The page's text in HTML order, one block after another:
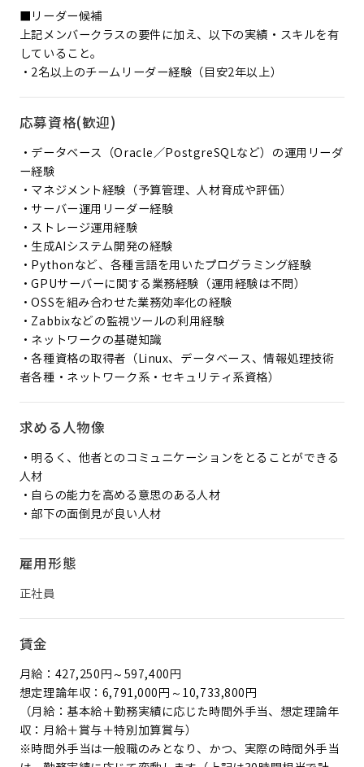
■リーダー候補
上記メンバークラスの要件に加え、以下の実績・スキルを有
していること。
・2名以上のチームリーダー経験（目安2年以上）
応募資格(歓迎)
・データベース（Oracle／PostgreSQLなど）の運用リーダ
ー経験
・マネジメント経験（予算管理、人材育成や評価）
・サーバー運用リーダー経験
・ストレージ運用経験
・生成AIシステム開発の経験
・Pythonなど、各種言語を用いたプログラミング経験
・GPUサーバーに関する業務経験（運用経験は不問）
・OSSを組み合わせた業務効率化の経験
・Zabbixなどの監視ツールの利用経験
・ネットワークの基礎知識
・各種資格の取得者（Linux、データベース、情報処理技術
者各種・ネットワーク系・セキュリティ系資格）
求める人物像
・明るく、他者とのコミュニケーションをとることができる
人材
・自らの能力を高める意思のある人材
・部下の面倒見が良い人材
雇用形態
正社員
賃金
月給：427,250円～597,400円
想定理論年収：6,791,000円～10,733,800円
（月給：基本給＋勤務実績に応じた時間外手当、想定理論年
収：月給＋賞与＋特別加算賞与）
※時間外手当は一般職のみとなり、かつ、実際の時間外手当